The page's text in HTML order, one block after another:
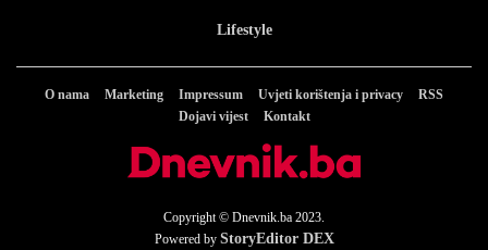
Lifestyle
O nama Marketing Impressum Uvjeti korištenja i privacy
RSS
Dojavi vijest
Kontakt
Copyright © Dnevnik.ba 2023.
Powered by StoryEditor DEX